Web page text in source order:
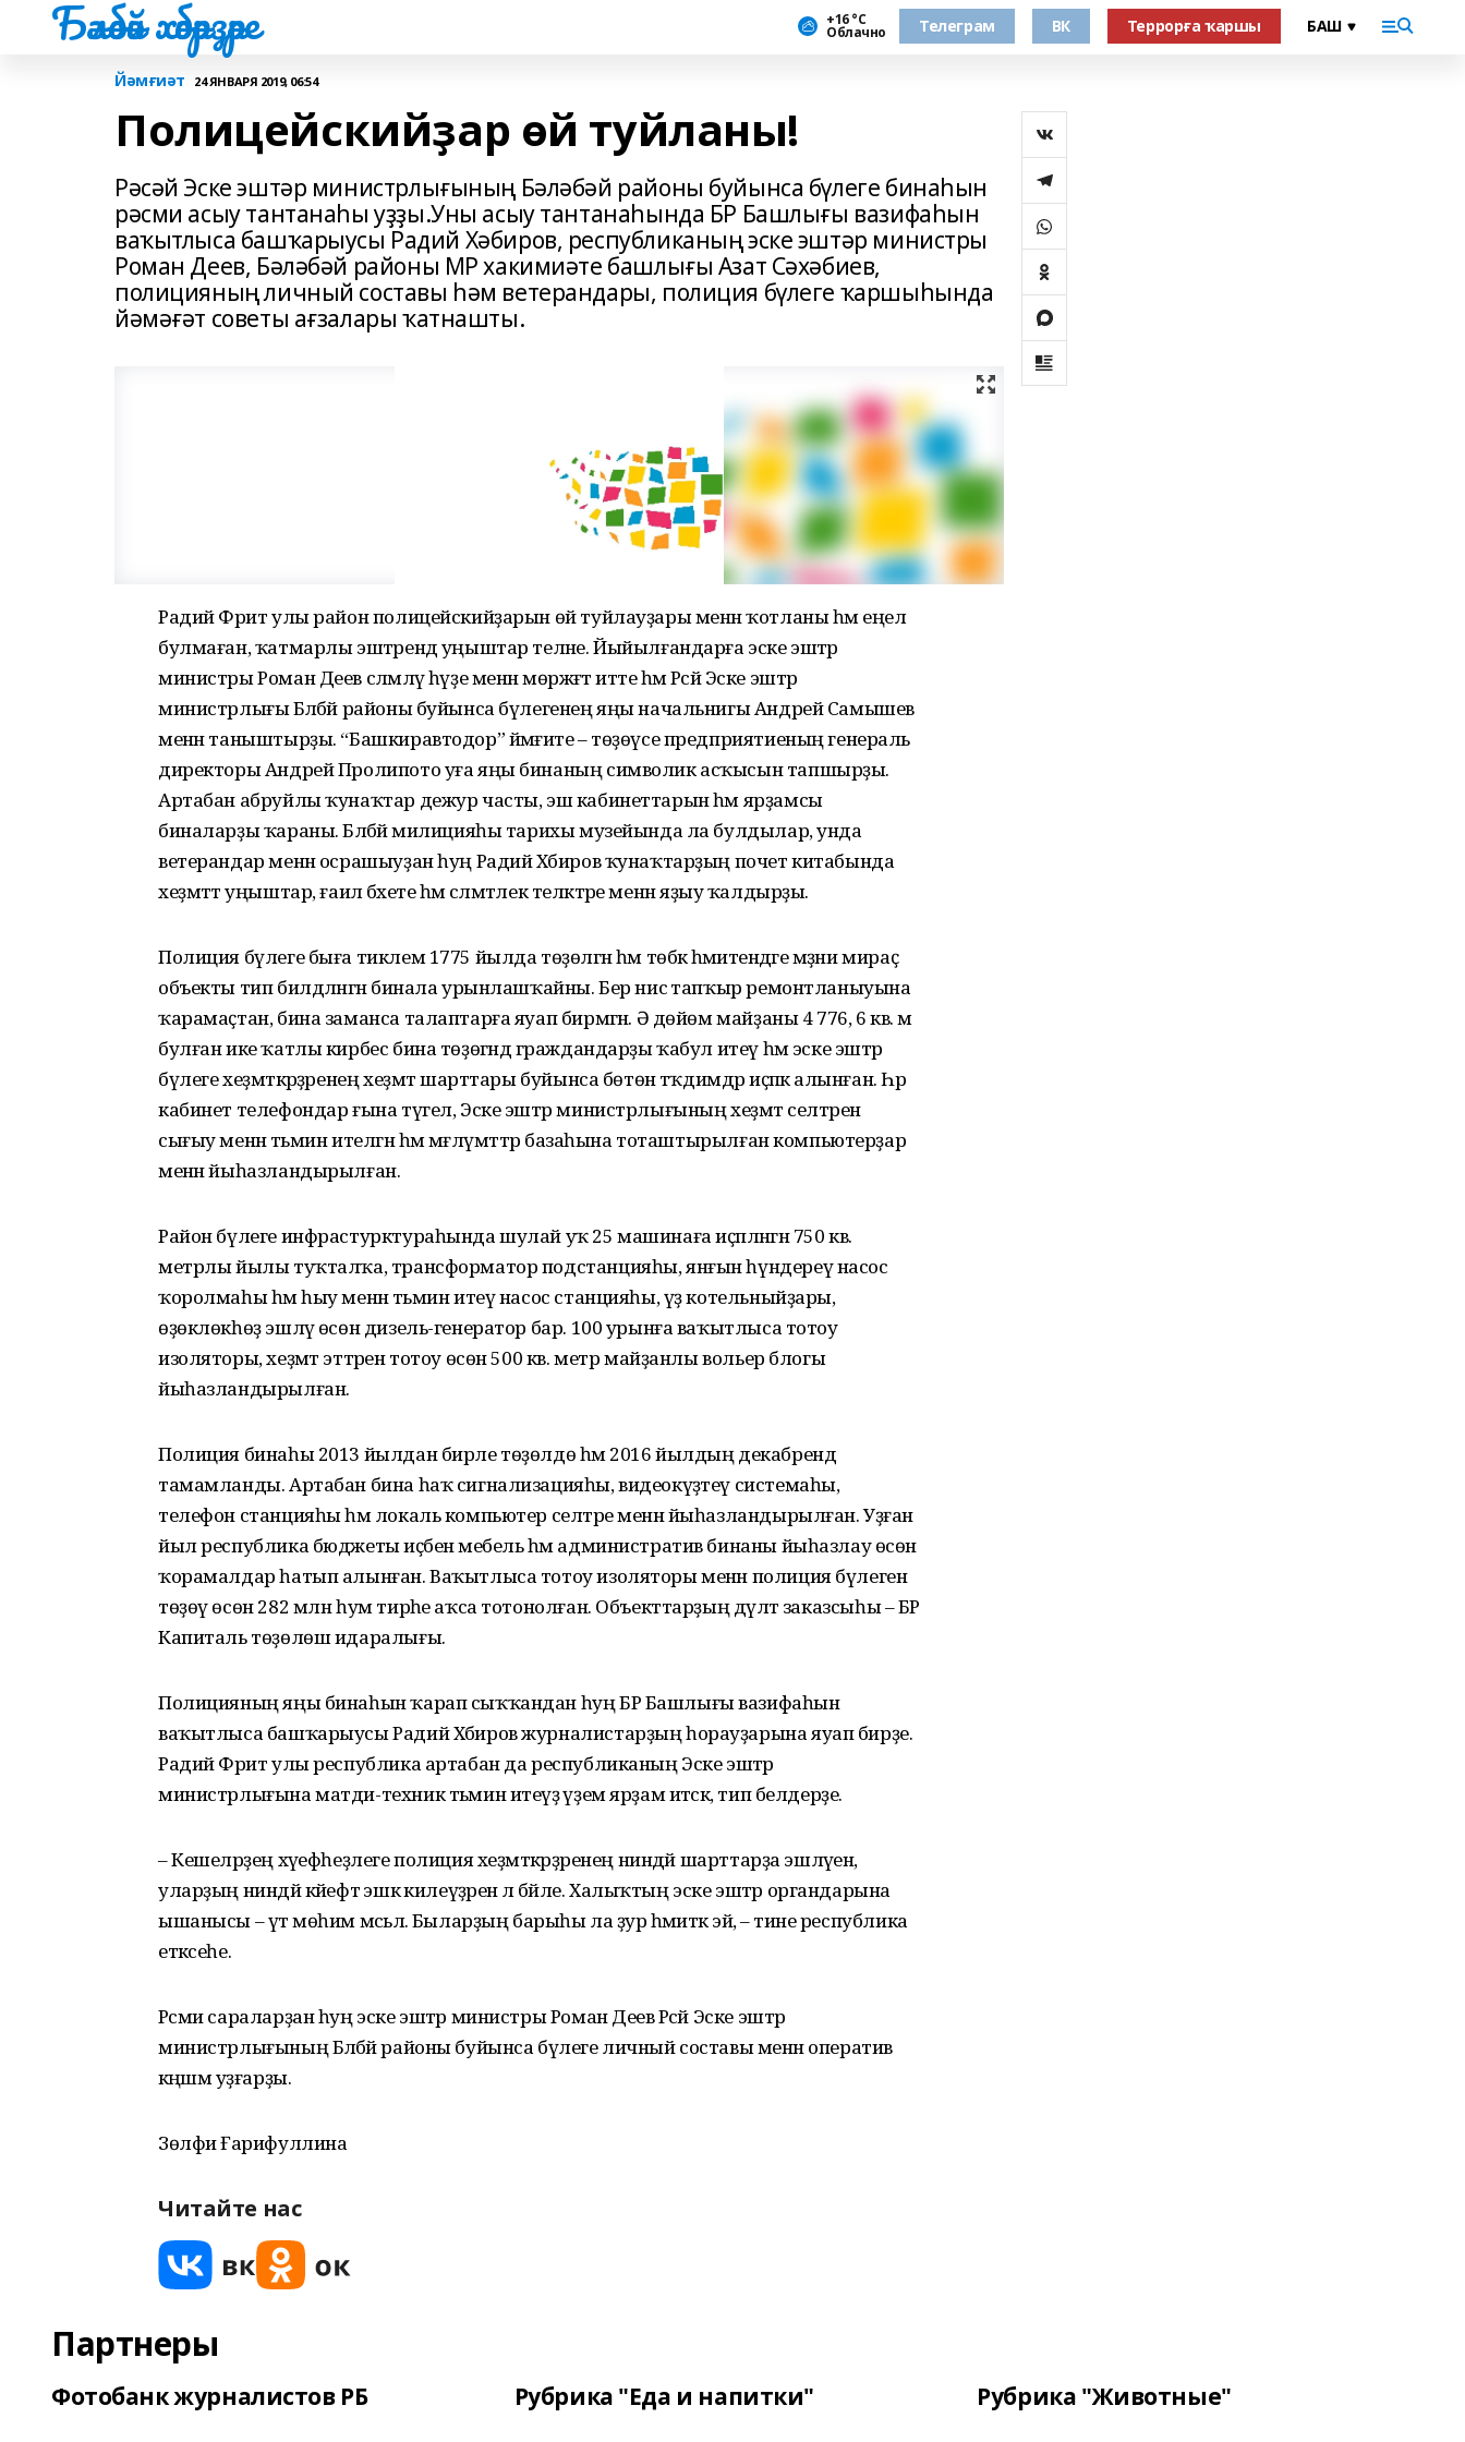
Бәләбәй хәбәрҙәре +16 °С
Облачно Телеграм ВК Террорға ҡаршы
Йәмғиәт 24 ЯНВАРЯ 2019, 06:54
Полицейскийҙар өй туйланы!
Рәсәй Эске эштәр министрлығының Бәләбәй районы буйынса бүлеге бинаһын
рәсми асыу тантанаһы уҙҙы.Уны асыу тантанаһында БР Башлығы вазифаһын
ваҡытлыса башҡарыусы Радий Хәбиров, республиканың эске эштәр министры
Роман Деев, Бәләбәй районы МР хакимиәте башлығы Азат Сәхәбиев,
полицияның личный составы һәм ветерандары, полиция бүлеге ҡаршыһында
йәмәғәт советы ағзалары ҡатнашты.
Радий Фәрит улы район полицейскийҙарын өй туйлауҙары менән ҡотланы һәм еңел
булмаған, ҡатмарлы эштәрендә уңыштар теләне. Йыйылғандарға эске эштәр
министры Роман Деев сәләмләү һүҙе менән мөрәжәғәт итте һәм Рәсәй Эске эштәр
министрлығы Бәләбәй районы буйынса бүлегенең яңы начальнигы Андрей Самышев
менән таныштырҙы. “Башкиравтодор” йәмғиәте – төҙөүсе предприятиеның генераль
директоры Андрей Пролипото уға яңы бинаның символик асҡысын тапшырҙы.
Артабан абруйлы ҡунаҡтар дежур часты, эш кабинеттарын һәм ярҙамсы
биналарҙы ҡараны. Бәләбәй милицияһы тарихы музейында ла булдылар, унда
ветерандар менән осрашыуҙан һуң Радий Хәбиров ҡунаҡтарҙың почет китабында
хеҙмәттә уңыштар, ғаилә бәхете һәм сәләмәтлек теләктәре менән яҙыу ҡалдырҙы.
Полиция бүлеге быға тиклем 1775 йылда төҙөлгән һәм төбәк әһәмиәтендәге мәҙәни мираҫ
объекты тип билдәләнгән бинала урынлашҡайны. Бер нисә тапҡыр ремонтланыуына
ҡарамаҫтан, бина заманса талаптарға яуап бирмәгән. Ә дөйөм майҙаны 4 776, 6 кв. м
булған ике ҡатлы кирбес бина төҙөгәндә граждандарҙы ҡабул итеү һәм эске эштәр
бүлеге хеҙмәткәрҙәренең хеҙмәт шарттары буйынса бөтөн тәҡдимдәр иҫәпкә алынған. Һәр
кабинет телефондар ғына түгел, Эске эштәр министрлығының хеҙмәт селтәренә
сығыу менән тәьмин ителгән һәм мәғлүмәттәр базаһына тоташтырылған компьютерҙар
менән йыһазландырылған.
Район бүлеге инфрастурктураһында шулай уҡ 25 машинаға иҫәпләнгән 750 кв.
метрлы йылы туҡталҡа, трансформатор подстанцияһы, янғын һүндереү насос
ҡоролмаһы һәм һыу менән тәьмин итеү насос станцияһы, үҙ котельныйҙары,
өҙөклөкһөҙ эшләү өсөн дизель-генератор бар. 100 урынға ваҡытлыса тотоу
изоляторы, хеҙмәт эттәрен тотоу өсөн 500 кв. метр майҙанлы вольер блогы
йыһазландырылған.
Полиция бинаһы 2013 йылдан бирле төҙөлдө һәм 2016 йылдың декабрендә
тамамланды. Артабан бина һаҡ сигнализацияһы, видеокүҙәтеү системаһы,
телефон станцияһы һәм локаль компьютер селтәре менән йыһазландырылған. Уҙған
йыл республика бюджеты иҫәбенә мебель һәм административ бинаны йыһазлау өсөн
ҡорамалдар һатып алынған. Ваҡытлыса тотоу изоляторы менән полиция бүлеген
төҙөү өсөн 282 млн һум тирәһе аҡса тотонолған. Объекттарҙың дәүләт заказсыһы – БР
Капиталь төҙөлөш идаралығы.
Полицияның яңы бинаһын ҡарап сыҡҡандан һуң БР Башлығы вазифаһын
ваҡытлыса башҡарыусы Радий Хәбиров журналистарҙың һорауҙарына яуап бирҙе.
Радий Фәрит улы республика артабан да республиканың Эске эштәр
министрлығына матди-техник тәьмин итеүҙә әүҙем ярҙам итәсәк, тип белдерҙе.
– Кешеләрҙең хәүефһеҙлеге полиция хеҙмәткәрҙәренең ниндәй шарттарҙа эшләүенә,
уларҙың ниндәй кәйефтә эшкә килеүҙәренә лә бәйле. Халыҡтың эске эштәр органдарына
ышанысы – үтә мөһим мәсьәлә. Быларҙың барыһы ла ҙур әһәмиәткә эйә, – тине республика
етәксеһе.
Рәсми сараларҙан һуң эске эштәр министры Роман Деев Рәсәй Эске эштәр
министрлығының Бәләбәй районы буйынса бүлеге личный составы менән оператив
кәңәшмә уҙғарҙы.
Зөлфиә Ғарифуллина
Читайте нас
Партнеры
Фотобанк журналистов РБ Рубрика "Еда и напитки" Рубрика "Животные"